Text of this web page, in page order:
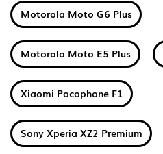
Motorola Moto G6 Plus
Motorola Moto E5 Plus
Xiaomi Pocophone F1
Sony Xperia XZ2 Premium